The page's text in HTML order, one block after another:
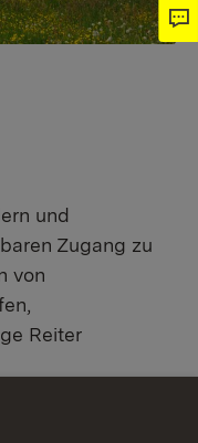
und
Zugang zu
von
Reiter​​​​